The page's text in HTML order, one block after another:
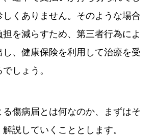
しくありません。そのような場合
を減らすため、第三者行為によ
し、健康保険を利用して治療を受
しょう。
傷病届とは何なのか、まずはそ
説していくこととします。